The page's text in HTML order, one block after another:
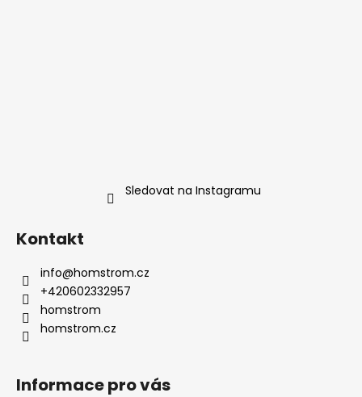
Sledovat na Instagramu
Kontakt
info@homstrom.cz
+420602332957
homstrom
homstrom.cz
Informace pro vás